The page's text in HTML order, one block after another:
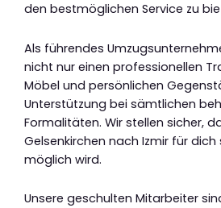
den bestmöglichen Service zu
Als führendes
nicht nur einen professionellen
Möbel und persönlichen
Unterstützung bei sämtlichen
Formalitäten. Wir stellen sicher,
Gelsenkirchen nach Izmir für
möglich wird.
Unsere geschulten Mitarbeiter